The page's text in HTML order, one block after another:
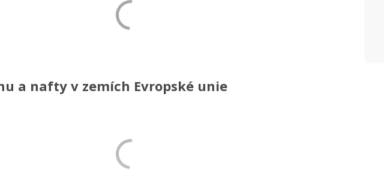
a nafty v zemích Evropské unie